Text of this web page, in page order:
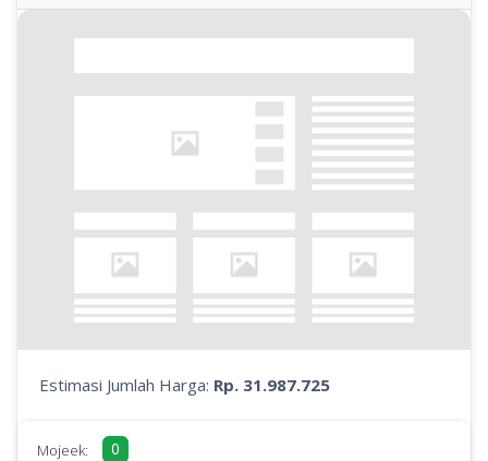
Estimasi Jumlah Harga: Rp. 31.987.725
Mojeek: 0